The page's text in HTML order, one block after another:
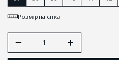
Розмірна сітка